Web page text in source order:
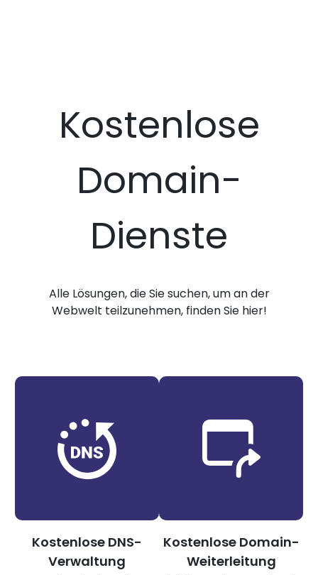
Kostenlose
Domain-
Dienste
Alle Lösungen, die Sie suchen, um an der
Webwelt teilzunehmen, finden Sie hier!
Kostenlose DNS-
Verwaltung
Kostenlose Domain-
Weiterleitung